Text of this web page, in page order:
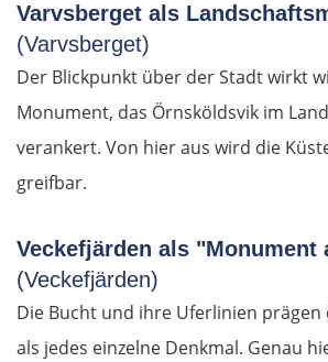
Varvsberget als
(Varvsberget)
Der Blickpunkt über der Stadt wirkt
Monument, das Örnsköldsvik im
verankert. Von hier aus wird die
greifbar.
Veckefjärden als "Monument
(Veckefjärden)
Die Bucht und ihre Uferlinien
als jedes einzelne Denkmal. Genau
Ancona
Pescara
Foggia
Salerno